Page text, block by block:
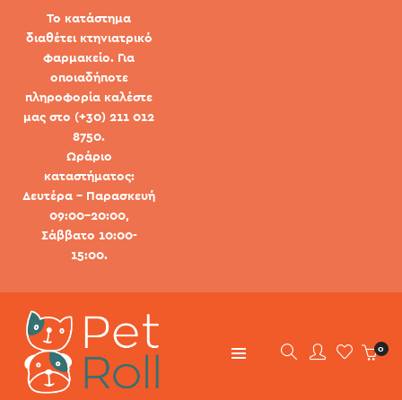
Το κατάστημα
διαθέτει κτηνιατρικό
φαρμακείο. Για
οποιαδήποτε
πληροφορία καλέστε
μας στο (+30) 211 012
8750.
Ωράριο
καταστήματος:
Δευτέρα - Παρασκευή
09:00-20:00,
Σάββατο 10:00-
15:00.
0